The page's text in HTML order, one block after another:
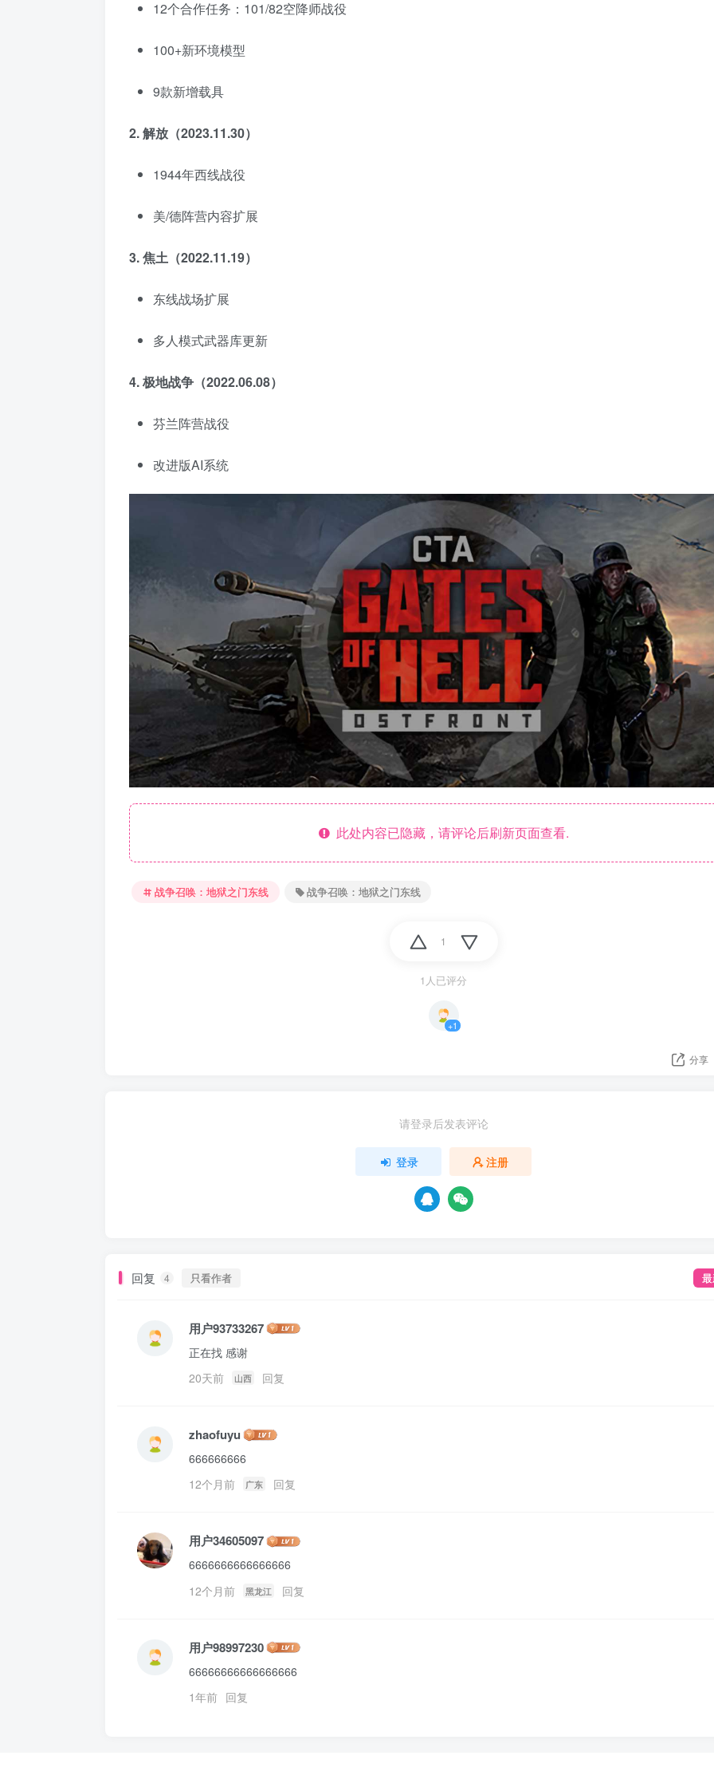
12个合作任务：101/82空降师战役
100+新环境模型
9款新增载具
2. 解放（2023.11.30）
1944年西线战役
美/德阵营内容扩展
3. 焦土（2022.11.19）
东线战场扩展
多人模式武器库更新
4. 极地战争（2022.06.08）
芬兰阵营战役
改进版AI系统
此处内容已隐藏，请评论后刷新页面查看.
战争召唤：地狱之门东线 战争召唤：地狱之门东线
1
1人已评分
+1
分享
请登录后发表评论
登录 注册
回复 4 只看作者
用户93733267
正在找 感谢
20天前
山西 回复
zhaofuyu
666666666
12个月前
广东 回复
用户34605097
6666666666666666
12个月前
黑龙江 回复
用户98997230
66666666666666666
1年前 回复